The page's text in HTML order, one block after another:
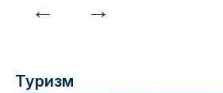
Туризм